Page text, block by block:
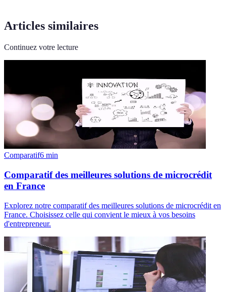
Articles similaires
Continuez votre lecture
Comparatif6 min
Comparatif des meilleures solutions de microcrédit
en France
Explorez notre comparatif des meilleures solutions de microcrédit en
France. Choisissez celle qui convient le mieux à vos besoins
d'entrepreneur.